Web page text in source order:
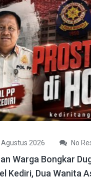
Agustus 2026 No
Warga Bongkar
Kediri, Dua Wanita